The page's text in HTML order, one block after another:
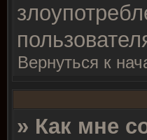
Вернуться к
» Как мне